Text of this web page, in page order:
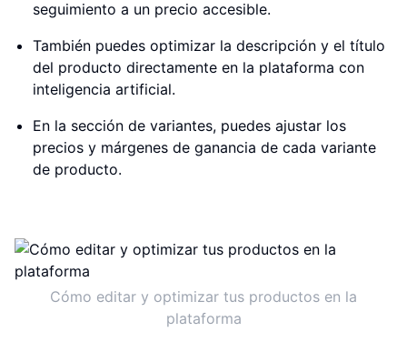
seguimiento a un precio accesible.
También puedes optimizar la descripción y el título
del producto directamente en la plataforma con
inteligencia artificial.
En la sección de variantes, puedes ajustar los
precios y márgenes de ganancia de cada variante
de producto.
Cómo editar y optimizar tus productos en la
plataforma